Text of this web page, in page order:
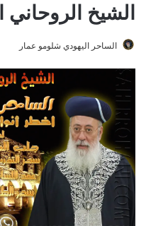
الشيخ الروحاني
الساحر اليهودي شلومو عمار